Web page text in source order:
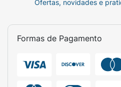
Ofertas, novidades e
Formas de Pagamento